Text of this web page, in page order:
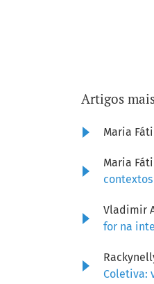
Artigos
Maria
Maria
contextos
Vladimir
for na
Coletiva: